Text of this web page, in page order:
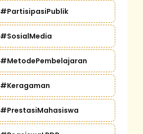
#PartisipasiPublik
#SosialMedia
#MetodePembelajaran
#Keragaman
#PrestasiMahasiswa